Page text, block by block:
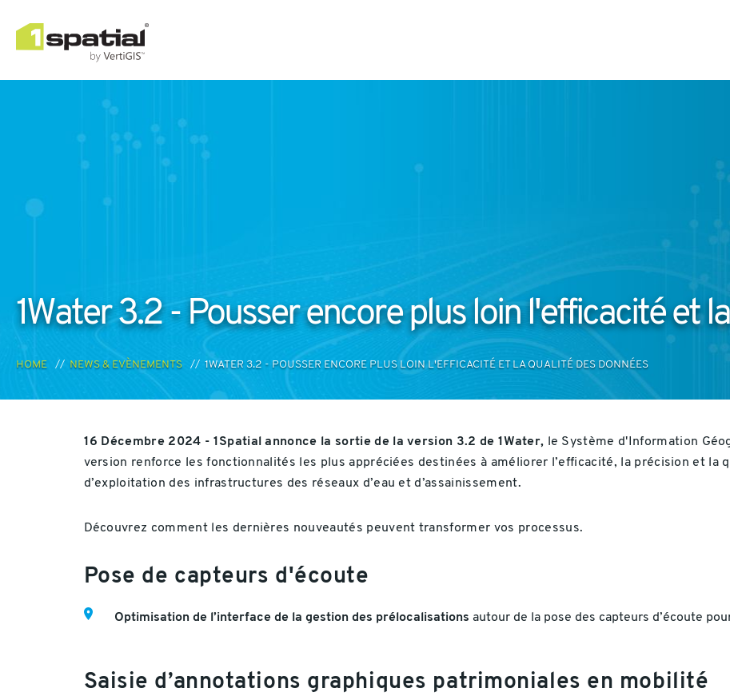
1Water 3.2 - Pousser encore plus loin l'efficacité et
HOME NEWS & EVÈNEMENTS 1WATER 3.2 - POUSSER ENCORE PLUS LOIN L'EFFICACITÉ ET LA QUALITÉ DES DONNÉES
16 Décembre 2024 - 1Spatial annonce la sortie de la version 3.2 de 1Water, le Système d'Information
version renforce les fonctionnalités les plus appréciées destinées à améliorer l’efficacité, la précision et la
d’exploitation des infrastructures des réseaux d’eau et d’assainissement.
Découvrez comment les dernières nouveautés peuvent transformer vos processus.
Pose de capteurs d'écoute
Optimisation de l’interface de la gestion des prélocalisations autour de la pose des capteurs d’écoute
Saisie d’annotations graphiques patrimoniales en mobilité